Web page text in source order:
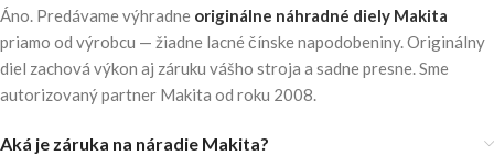
Áno. Predávame výhradne originálne náhradné diely Makita
priamo od výrobcu — žiadne lacné čínske napodobeniny. Originálny
diel zachová výkon aj záruku vášho stroja a sadne presne. Sme
autorizovaný partner Makita od roku 2008.
Aká je záruka na náradie Makita?